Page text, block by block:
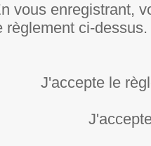
vous enregistrant,
règlement ci-dessus.
J'accepte le